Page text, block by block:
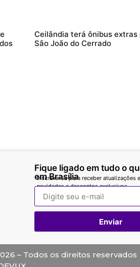
Ceilândia terá ônibus extras
São João do Cerrado
Fique ligado em tudo o
em Brasília
Inscreva-se para receber atualizações
novidades e descontos exclusivos.
Enviar
– Todos os direitos reservados